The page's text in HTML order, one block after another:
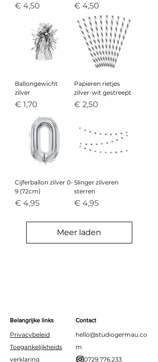
Prijs
€ 4,50 Prijs
€ 4,50
Ballongewicht
zilver
Prijs
€ 1,70
Papieren rietjes
zilver-wit gestreept
Prijs
€ 2,50
Cijferballon zilver 0-
9 (72cm)
Prijs
€ 4,95
Slinger zilveren
sterren
Prijs
€ 4,95
Meer laden
Belangrijke links
Privacybeleid
Toegankelijkheids
verklaring
Contact
hello@studiogermau.co
m
BE0729.776.233